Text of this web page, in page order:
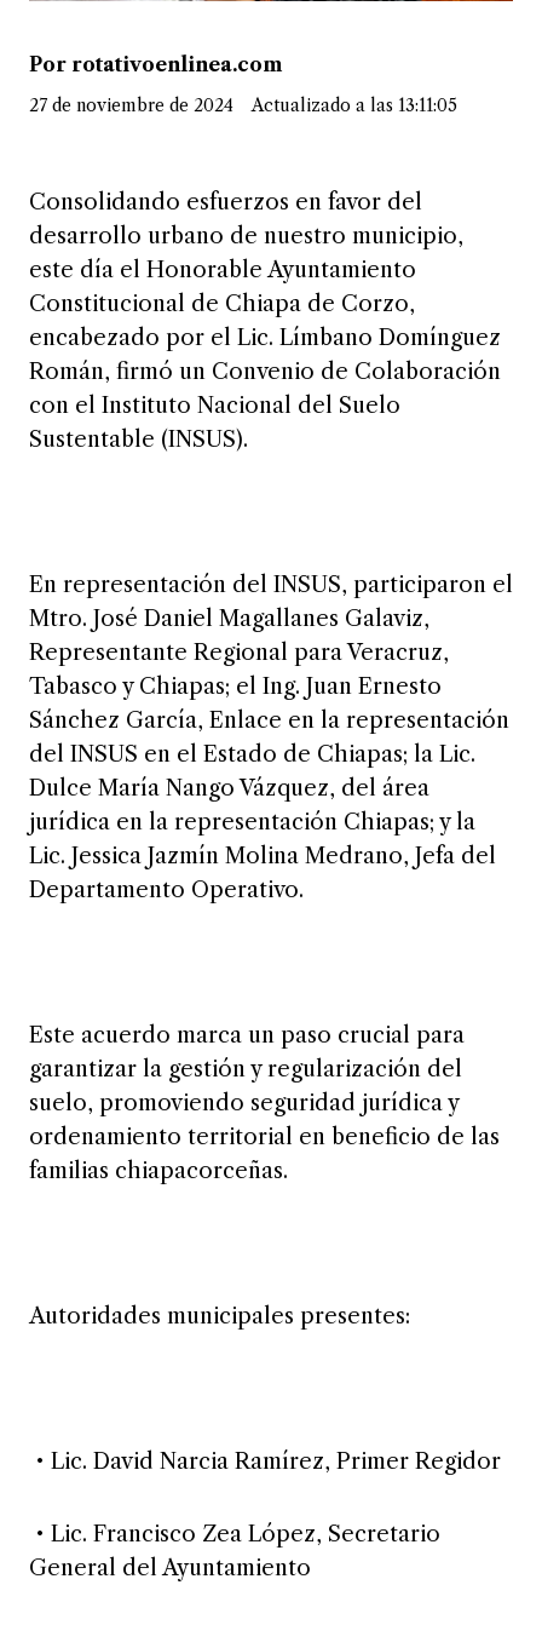
Por rotativoenlinea.com
27 de noviembre de 2024 Actualizado a las 13:11:05
Consolidando esfuerzos en favor del
desarrollo urbano de nuestro municipio,
este día el Honorable Ayuntamiento
Constitucional de Chiapa de Corzo,
encabezado por el Lic. Límbano Domínguez
Román, firmó un Convenio de Colaboración
con el Instituto Nacional del Suelo
Sustentable (INSUS).
En representación del INSUS, participaron el
Mtro. José Daniel Magallanes Galaviz,
Representante Regional para Veracruz,
Tabasco y Chiapas; el Ing. Juan Ernesto
Sánchez García, Enlace en la representación
del INSUS en el Estado de Chiapas; la Lic.
Dulce María Nango Vázquez, del área
jurídica en la representación Chiapas; y la
Lic. Jessica Jazmín Molina Medrano, Jefa del
Departamento Operativo.
Este acuerdo marca un paso crucial para
garantizar la gestión y regularización del
suelo, promoviendo seguridad jurídica y
ordenamiento territorial en beneficio de las
familias chiapacorceñas.
Autoridades municipales presentes:
• Lic. David Narcia Ramírez, Primer Regidor
• Lic. Francisco Zea López, Secretario
General del Ayuntamiento